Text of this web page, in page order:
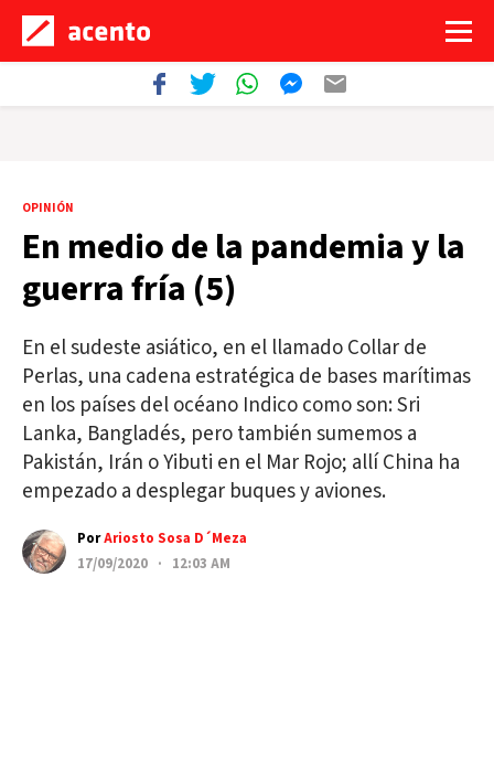
OPINIÓN
En medio de la pandemia y la
guerra fría (5)
En el sudeste asiático, en el llamado Collar de
Perlas, una cadena estratégica de bases marítimas
en los países del océano Indico como son: Sri
Lanka, Bangladés, pero también sumemos a
Pakistán, Irán o Yibuti en el Mar Rojo; allí China ha
empezado a desplegar buques y aviones.
PorAriosto Sosa D´Meza
17/09/2020 · 12:03 AM